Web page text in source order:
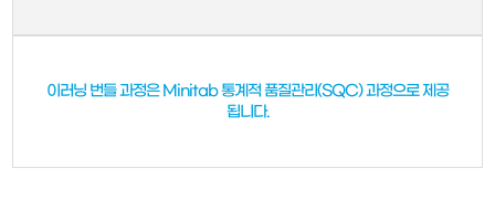
이러닝 번들 과정은 Minitab 통계적 품질관리(SQC) 과정으로 제공
됩니다.